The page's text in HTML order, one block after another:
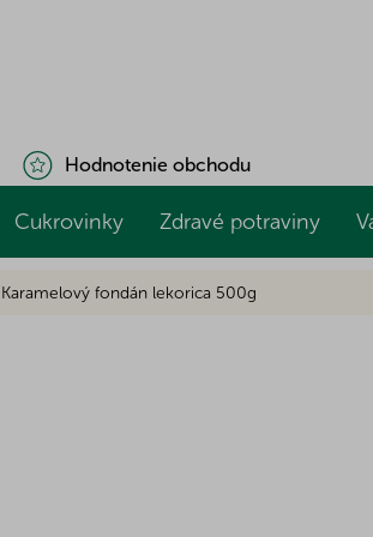
Hodnotenie obchodu
Cukrovinky Zdravé potraviny
Karamelový fondán lekorica 500g